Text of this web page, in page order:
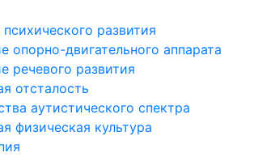
развития
опорно-двигательного аппарата
речевого развития
отсталость
аутистического спектра
физическая культура